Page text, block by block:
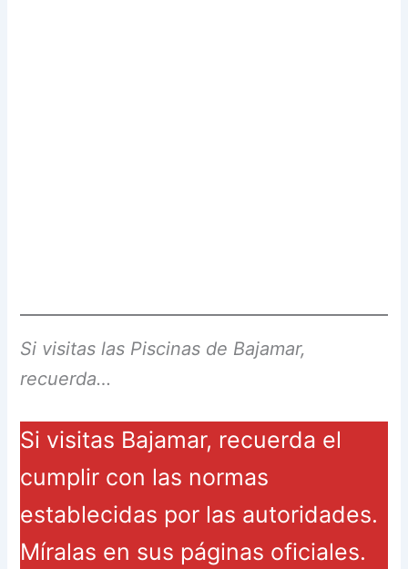
Si visitas las Piscinas de Bajamar,
recuerda…
Si visitas Bajamar, recuerda el
cumplir con las normas
establecidas por las autoridades.
Míralas en sus páginas oficiales.